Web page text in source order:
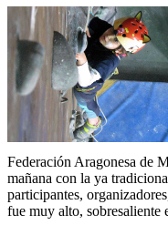
Federación Aragonesa de
mañana con la ya
participantes,
fue muy alto, sobresaliente